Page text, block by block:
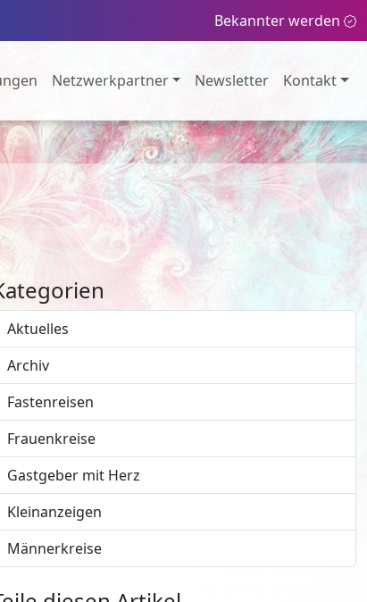
Bekannter werden
Netzwerkpartner Newsletter Kontakt
Aktuelles
Archiv
Fastenreisen
Frauenkreise
Gastgeber mit Herz
Kleinanzeigen
Männerkreise